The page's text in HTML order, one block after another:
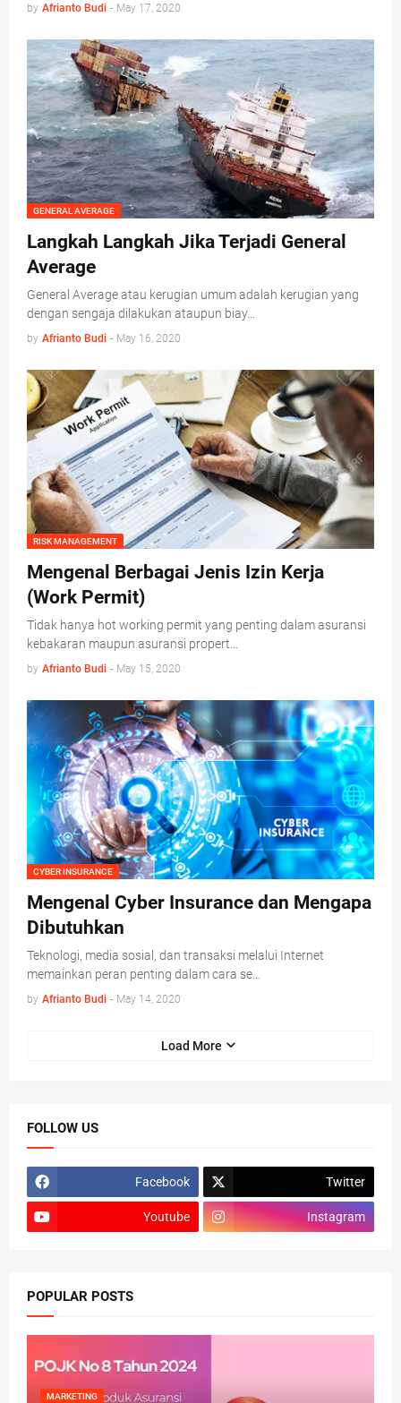
by Afrianto Budi - May 17, 2020
GENERAL AVERAGE
Langkah Langkah Jika Terjadi General
Average
General Average atau kerugian umum adalah kerugian yang
dengan sengaja dilakukan ataupun biay…
by Afrianto Budi - May 16, 2020
RISK MANAGEMENT
Mengenal Berbagai Jenis Izin Kerja
(Work Permit)
Tidak hanya hot working permit yang penting dalam asuransi
kebakaran maupun asuransi propert…
by Afrianto Budi - May 15, 2020
CYBER INSURANCE
Mengenal Cyber Insurance dan Mengapa
Dibutuhkan
Teknologi, media sosial, dan transaksi melalui Internet
memainkan peran penting dalam cara se…
by Afrianto Budi - May 14, 2020
Load More
FOLLOW US
Facebook Twitter
Youtube Instagram
POPULAR POSTS
MARKETING